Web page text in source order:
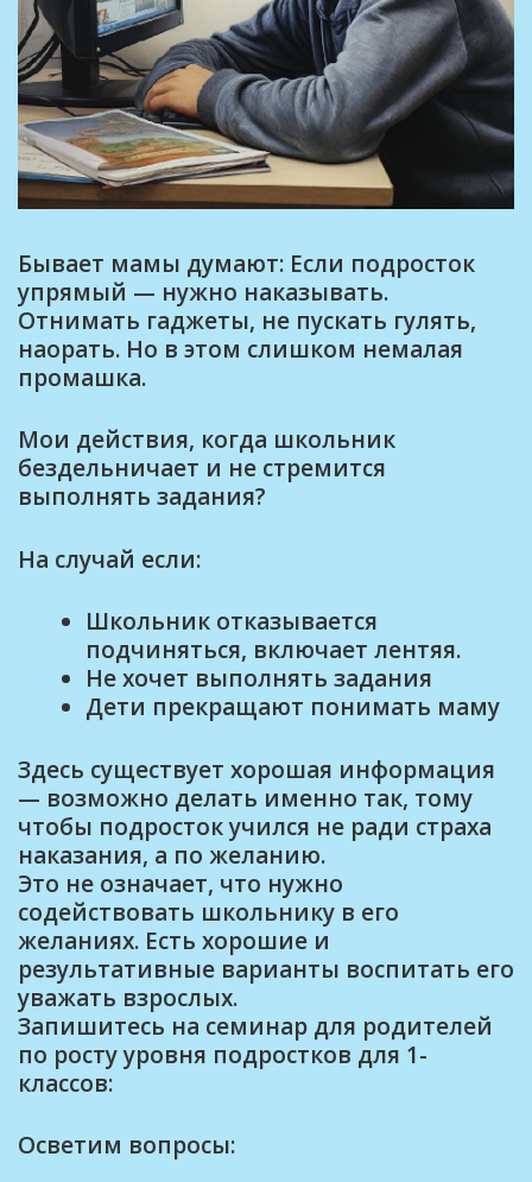
Бывает мамы думают: Если подросток
упрямый — нужно наказывать.
Отнимать гаджеты, не пускать гулять,
наорать. Но в этом слишком немалая
промашка.
Мои действия, когда школьник
бездельничает и не стремится
выполнять задания?
На случай если:
Школьник отказывается
подчиняться, включает лентяя.
Не хочет выполнять задания
Дети прекращают понимать маму
Здесь существует хорошая информация
— возможно делать именно так, тому
чтобы подросток учился не ради страха
наказания, а по желанию.
Это не означает, что нужно
содействовать школьнику в его
желаниях. Есть хорошие и
результативные варианты воспитать его
уважать взрослых.
Запишитесь на семинар для родителей
по росту уровня подростков для 1-
классов:
Осветим вопросы: